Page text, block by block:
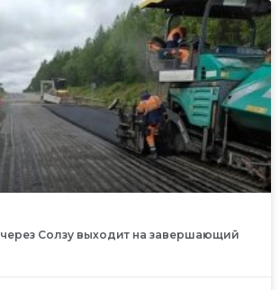
Солзу выходит на завершающий